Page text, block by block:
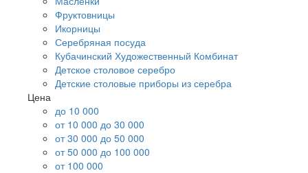
Фруктовницы
Икорницы
Серебряная посуда
Кубачинский Художественный Комбинат
Детское столовое серебро
Детские столовые приборы из серебра
Цена
до 10 000
от 10 000 до 30 000
от 30 000 до 50 000
от 50 000 до 100 000
от 100 000